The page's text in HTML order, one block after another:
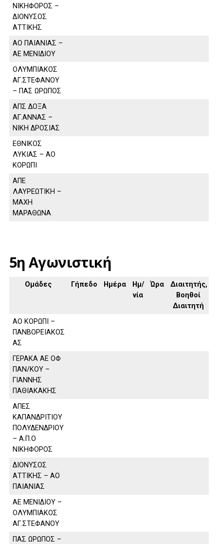
ΝΙΚΗΦΟΡΟΣ –
ΔΙΟΝΥΣΟΣ
ΑΤΤΙΚΗΣ
ΑΟ ΠΑΙΑΝΙΑΣ –
ΑΕ ΜΕΝΙΔΙΟΥ
ΟΛΥΜΠΙΑΚΟΣ
ΑΓ.ΣΤΕΦΑΝΟΥ
– ΠΑΣ ΩΡΩΠΟΣ
ΑΠΣ ΔΟΞΑ
ΑΓ.ΑΝΝΑΣ –
ΝΙΚΗ ΔΡΟΣΙΑΣ
ΕΘΝΙΚΟΣ
ΛΥΚΙΑΣ – ΑΟ
ΚΟΡΩΠΙ
ΑΠΕ
ΛΑΥΡΕΩΤΙΚΗ –
ΜΑΧΗ
ΜΑΡΑΘΩΝΑ
5η Αγωνιστική
Ομάδες Γήπεδο Ημέρα
Ημ/
νία
Ώρα
Διαιτητής,
Βοηθοί
Διαιτητή
ΑΟ ΚΟΡΩΠΙ –
ΠΑΝΒΟΡΕΙΑΚΟΣ
ΑΣ
ΓΕΡΑΚΑ ΑΕ ΟΦ
ΠΑΝ/ΚΟΥ –
ΓΙΑΝΝΗΣ
ΠΑΘΙΑΚΑΚΗΣ
ΑΠΕΣ
ΚΑΠΑΝΔΡΙΤΙΟΥ
ΠΟΛΥΔΕΝΔΡΙΟΥ
– Α.Π.Ο
ΝΙΚΗΦΟΡΟΣ
ΔΙΟΝΥΣΟΣ
ΑΤΤΙΚΗΣ – ΑΟ
ΠΑΙΑΝΙΑΣ
ΑΕ ΜΕΝΙΔΙΟΥ –
ΟΛΥΜΠΙΑΚΟΣ
ΑΓ.ΣΤΕΦΑΝΟΥ
ΠΑΣ ΩΡΩΠΟΣ –